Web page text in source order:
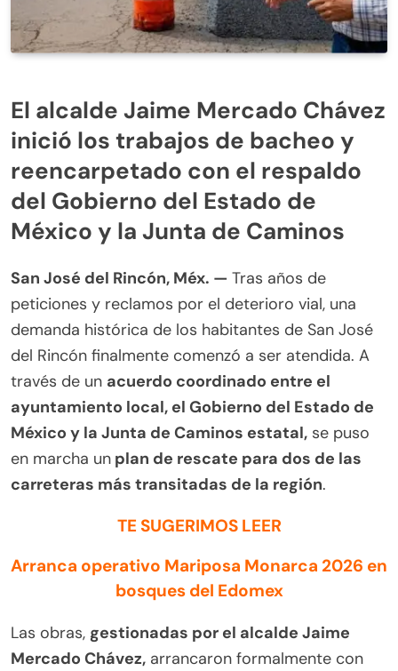
El alcalde Jaime Mercado Chávez
inició los trabajos de bacheo y
reencarpetado con el respaldo
del Gobierno del Estado de
México y la Junta de Caminos
San José del Rincón, Méx. — Tras años de
peticiones y reclamos por el deterioro vial, una
demanda histórica de los habitantes de San José
del Rincón finalmente comenzó a ser atendida. A
través de un acuerdo coordinado entre el
ayuntamiento local, el Gobierno del Estado de
México y la Junta de Caminos estatal, se puso
en marcha un plan de rescate para dos de las
carreteras más transitadas de la región.
TE SUGERIMOS LEER
Arranca operativo Mariposa Monarca 2026 en
bosques del Edomex
Las obras, gestionadas por el alcalde Jaime
Mercado Chávez, arrancaron formalmente con